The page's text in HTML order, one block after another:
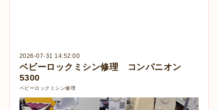
2026-07-31 14:52:00
ベビーロックミシン修理 コンパニオン
5300
ベビーロックミシン修理